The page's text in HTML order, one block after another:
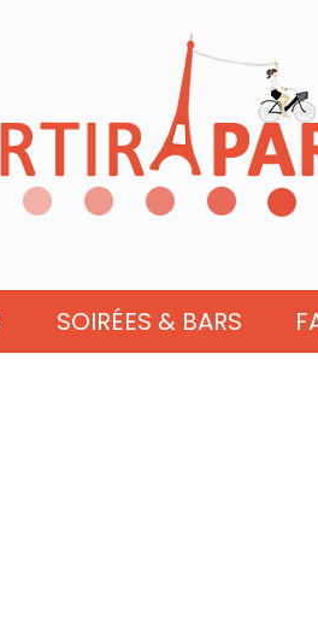
SOIRÉES & BARS